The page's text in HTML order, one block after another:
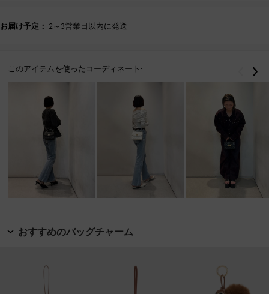
お届け予定： 2～3営業日以内に発送
このアイテムを使ったコーディネート: 戻る
おすすめのバッグチャーム